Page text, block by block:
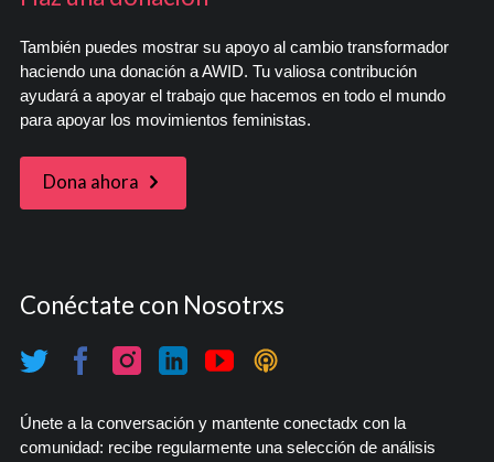
También puedes mostrar su apoyo al cambio transformador
haciendo una donación a AWID. Tu valiosa contribución
ayudará a apoyar el trabajo que hacemos en todo el mundo
para apoyar los movimientos feministas.
Dona ahora
Conéctate con Nosotrxs
Únete a la conversación y mantente conectadx con la
comunidad: recibe regularmente una selección de análisis